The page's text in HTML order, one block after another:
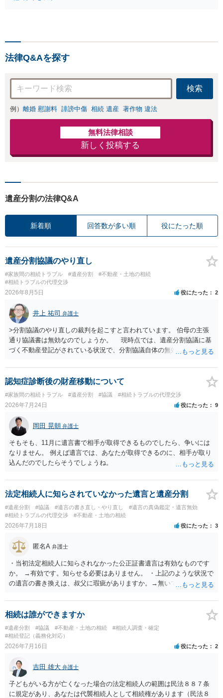
なっている場合や、解決が
法律Q&Aを探す
検索
例） 離婚 慰謝料 誹謗中傷 相続 遺産 著作物 違法
無料法律相談
新しく投稿する
遺産分割の法律Q&A
新着順 回答数が多い順 役にたった順
遺産分割協議のやり直し
#家族間の相続トラブル #遺産分割
#不動産・土地の相続
#相続トラブルの代理交渉
2026年8月5日 役にたった 2
井上 祐司 弁護士
>分割協議のやり直しの裁判を起こすと言われています。 伯母の主張
通り協議書は無効なのでしょうか。 現時点では、遺産分割協議に基
づく不動産登記がされている状況で、分割協議自体の無効を裁判所が
方の訴訟の主張及び立証次第ですが、 ・御祖母様の認知能力に関する
医師の意見書、筆跡鑑定 が提出されればその効力が否定される可能性
はありますが、 ・伯母様自身が分割協議に加わっていること ・御祖母
様の意に反する遺産分割協議を行う実益が誰にあったかの立証が困難
であること からすると、実際に遺産分割協議の効力が否定される可能
性はそれほど高くない（立証のハードルは非常に高い）ということが
言えると思います。
認知症診断後の財産移動について
#家族間の相続トラブル #遺産分割 #協議 #相続トラブルの代理交渉
2026年7月24日 役にたった 9
岡田 晃朝 弁護士
そもそも、11月に遺言書で相手が取得できるものでしたら、争いには
なりません。 例えば遺言では、あなたが取得できるのに、相手が取り
込んだのでしたらそうでしょうね。
法定相続人に知らされていなかった遺言と遺産分割
#遺産分割 #協議 #遺言の書き直し・やり直し
#遺言の真偽鑑定・遺言無効
#相続トラブルの代理交渉
#不動産・土地の相続
2026年7月18日 役にたった 3
匿名A 弁護士
・当初法定相続人に知らされなかった公正証書遺言は有効なものです
か。 →有効です。知らせる必要はありません。 ・上記のような状況で
の遺言の書き換えは、叔父に瑕疵がありますか。→無いです。 ・分割
ますか。 →本人が自由に決められますので、どこが妥当とは言えない
です。客観的な基準もありません。 ・できれば穏やかに、分割を拒否
することはできますか。 →分割を拒否するということは、遺産はいら
ないということでしょうか。遺言で、受取を指定されててもいらない
と拒否することはできます。理由を説明する必要はありません。
相続は誰ができますか
#遺産分割 #協議 #不動産・土地の相続
#相続人調査・確定
#相続登記（義務化対応）
2026年7月16日 役にたった 2
吉田 雄大 弁護士
子どもがいる方が亡くなった場合の法定相続人の範囲は民法８８７条
に規定があり、あなたは代襲相続人として相続権があります（民法８